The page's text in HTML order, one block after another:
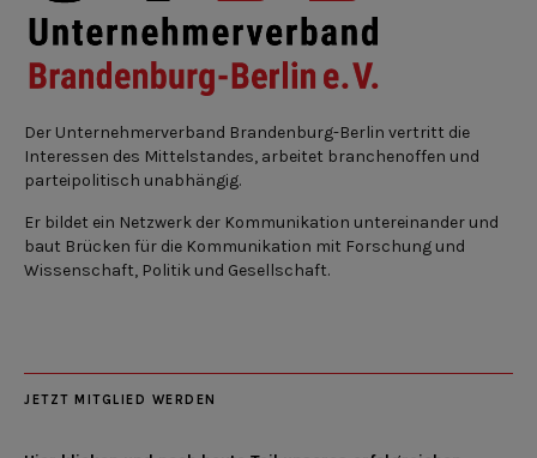
Der Unternehmerverband Brandenburg-Berlin vertritt die
Interessen des Mittelstandes, arbeitet branchenoffen und
parteipolitisch unabhängig.
Er bildet ein Netzwerk der Kommunikation untereinander und
baut Brücken für die Kommunikation mit Forschung und
Wissenschaft, Politik und Gesellschaft.
JETZT MITGLIED WERDEN